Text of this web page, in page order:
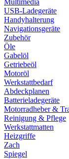
Multimedia
USB-Ladegeräte
Handyhalterung
Navigationsgeräte
Zubehör
Öle
Gabelöl
Getriebeöl
Motoröl
Werkstattbedarf
Abdeckplanen
Batterieladegeräte
Motorradheber &
Reinigung & Pflege
Werkstattmatten
Heizgriffe
Zach
Spiegel